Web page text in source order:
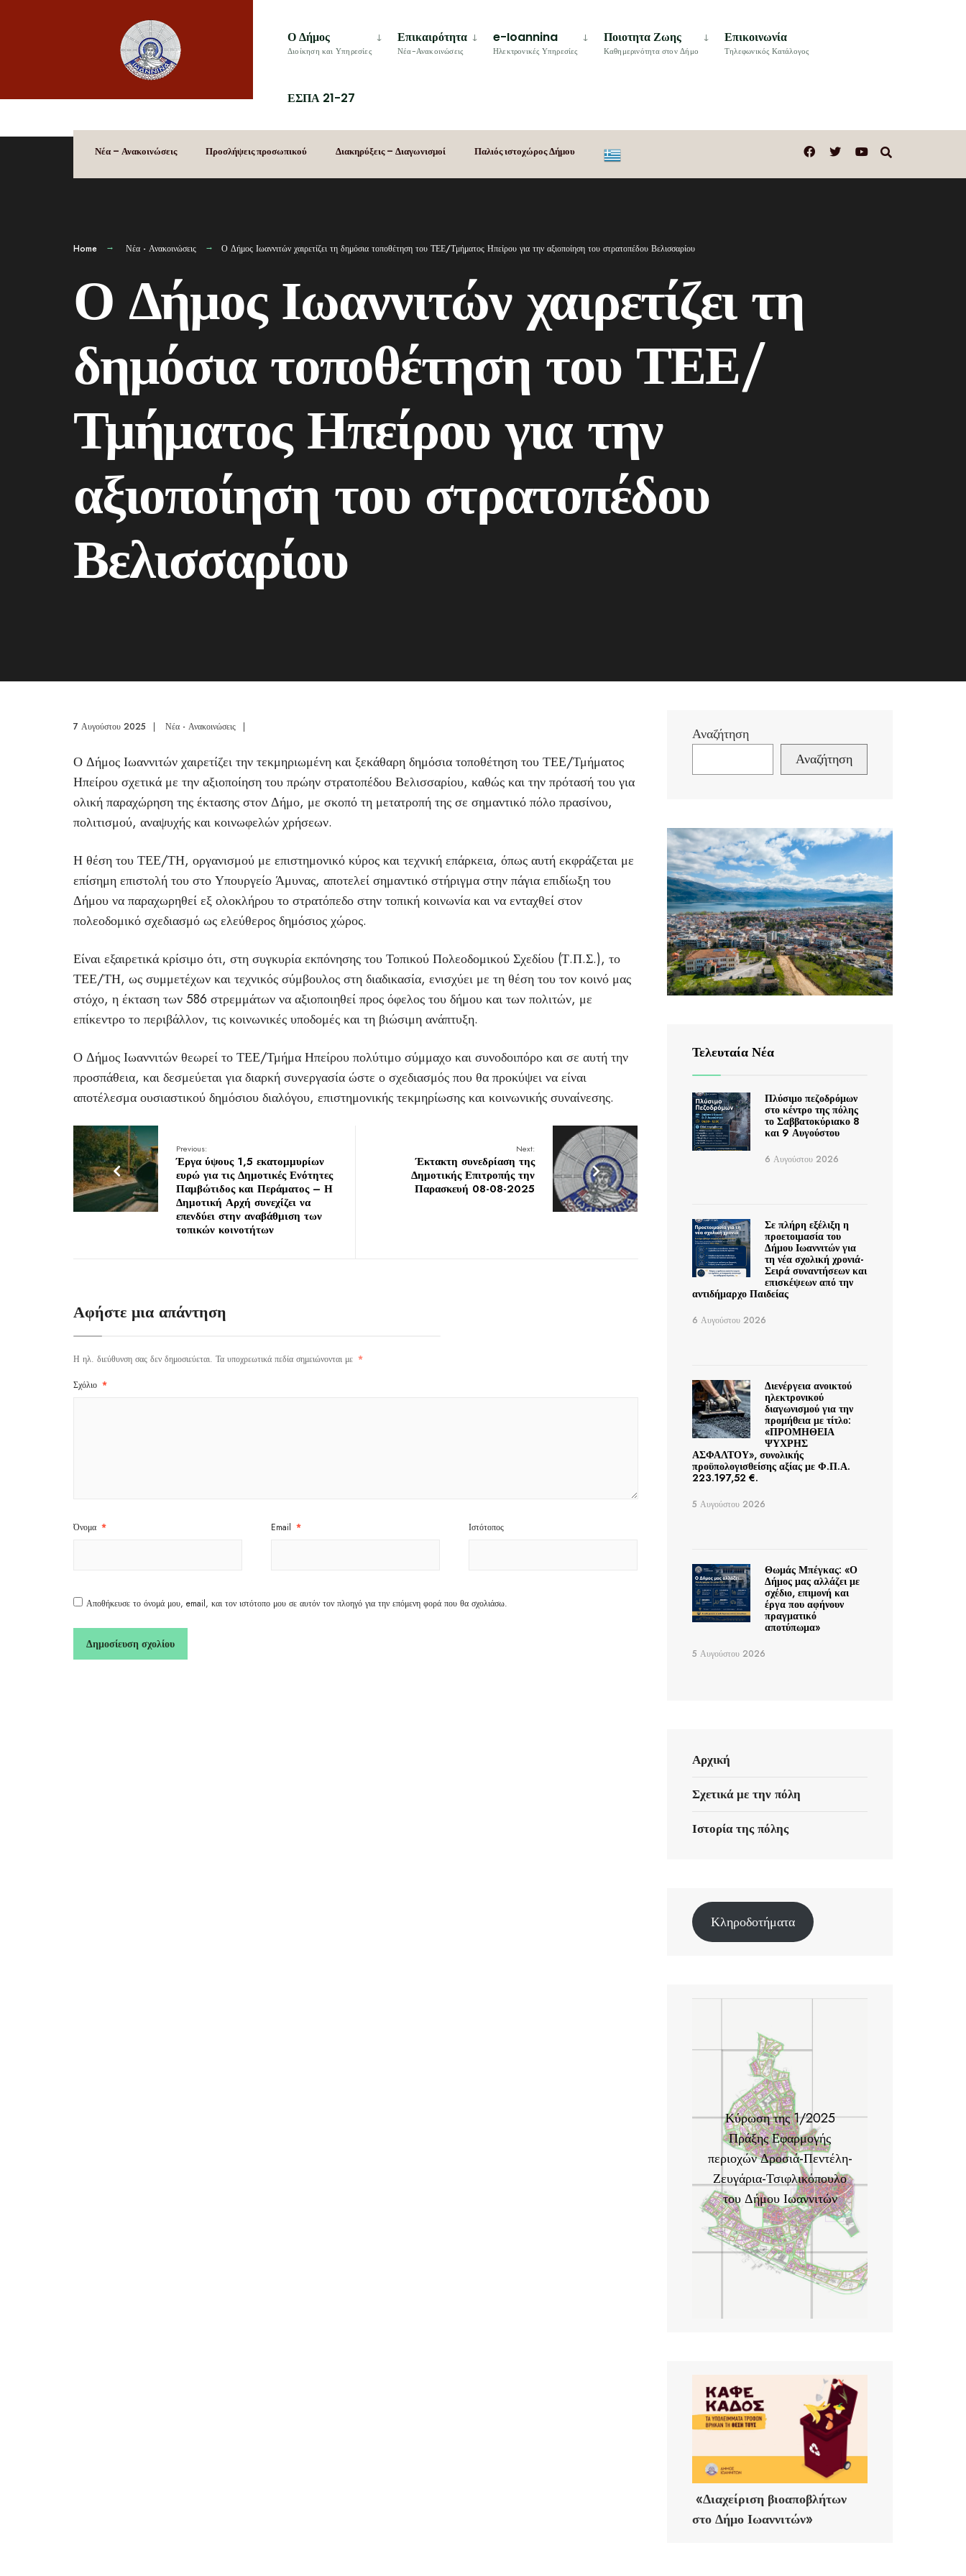
Ο Δήμος
Διοίκηση και Υπηρεσίες
Επικαιρότητα
Νέα-Ανακοινώσεις
e-Ioannina
Ηλεκτρονικές Υπηρεσίες
Ποιοτητα Ζωης
Καθημερινότητα στον Δήμο
Επικοινωνία
Τηλεφωνικός Κατάλογος
ΕΣΠΑ 21-27
Νέα – Ανακοινώσεις Προσλήψεις προσωπικού Διακηρύξεις – Διαγωνισμοί Παλιός ιστοχώρος Δήμου
Home Νέα - Ανακοινώσεις Ο Δήμος Ιωαννιτών χαιρετίζει τη δημόσια τοποθέτηση του ΤΕΕ/Τμήματος Ηπείρου για την αξιοποίηση του στρατοπέδου Βελισσαρίου
Ο Δήμος Ιωαννιτών χαιρετίζει τη
δημόσια τοποθέτηση του ΤΕΕ/
Τμήματος Ηπείρου για την
αξιοποίηση του στρατοπέδου
Βελισσαρίου
7 Αυγούστου 2025 | Νέα - Ανακοινώσεις |
Ο Δήμος Ιωαννιτών χαιρετίζει την τεκμηριωμένη και ξεκάθαρη δημόσια τοποθέτηση του ΤΕΕ/Τμήματος
Ηπείρου σχετικά με την αξιοποίηση του πρώην στρατοπέδου Βελισσαρίου, καθώς και την πρότασή του για
ολική παραχώρηση της έκτασης στον Δήμο, με σκοπό τη μετατροπή της σε σημαντικό πόλο πρασίνου,
πολιτισμού, αναψυχής και κοινωφελών χρήσεων.
Η θέση του ΤΕΕ/ΤΗ, οργανισμού με επιστημονικό κύρος και τεχνική επάρκεια, όπως αυτή εκφράζεται με
επίσημη επιστολή του στο Υπουργείο Άμυνας, αποτελεί σημαντικό στήριγμα στην πάγια επιδίωξη του
Δήμου να παραχωρηθεί εξ ολοκλήρου το στρατόπεδο στην τοπική κοινωνία και να ενταχθεί στον
πολεοδομικό σχεδιασμό ως ελεύθερος δημόσιος χώρος.
Είναι εξαιρετικά κρίσιμο ότι, στη συγκυρία εκπόνησης του Τοπικού Πολεοδομικού Σχεδίου (Τ.Π.Σ.), το
ΤΕΕ/ΤΗ, ως συμμετέχων και τεχνικός σύμβουλος στη διαδικασία, ενισχύει με τη θέση του τον κοινό μας
στόχο, η έκταση των 586 στρεμμάτων να αξιοποιηθεί προς όφελος του δήμου και των πολιτών, με
επίκεντρο το περιβάλλον, τις κοινωνικές υποδομές και τη βιώσιμη ανάπτυξη.
Ο Δήμος Ιωαννιτών θεωρεί το ΤΕΕ/Τμήμα Ηπείρου πολύτιμο σύμμαχο και συνοδοιπόρο και σε αυτή την
προσπάθεια, και δεσμεύεται για διαρκή συνεργασία ώστε ο σχεδιασμός που θα προκύψει να είναι
αποτέλεσμα ουσιαστικού δημόσιου διαλόγου, επιστημονικής τεκμηρίωσης και κοινωνικής συναίνεσης.
Previous:
Έργα ύψους 1,5 εκατομμυρίων
ευρώ για τις Δημοτικές Ενότητες
Παμβώτιδος και Περάματος – Η
Δημοτική Αρχή συνεχίζει να
επενδύει στην αναβάθμιση των
τοπικών κοινοτήτων
Next:
Έκτακτη συνεδρίαση της
Δημοτικής Επιτροπής την
Παρασκευή 08-08-2025
Αφήστε μια απάντηση
Η ηλ. διεύθυνση σας δεν δημοσιεύεται. Τα υποχρεωτικά πεδία σημειώνονται με *
Σχόλιο *
Όνομα * Email * Ιστότοπος
Αποθήκευσε το όνομά μου, email, και τον ιστότοπο μου σε αυτόν τον πλοηγό για την επόμενη φορά που θα σχολιάσω.
Αναζήτηση
Αναζήτηση
Τελευταία Νέα
Πλύσιμο πεζοδρόμων
στο κέντρο της πόλης
το Σαββατοκύριακο 8
και 9 Αυγούστου
6 Αυγούστου 2026
Σε πλήρη εξέλιξη η
προετοιμασία του
Δήμου Ιωαννιτών για
τη νέα σχολική χρονιά-
Σειρά συναντήσεων και
επισκέψεων από την
αντιδήμαρχο Παιδείας
6 Αυγούστου 2026
Διενέργεια ανοικτού
ηλεκτρονικού
διαγωνισμού για την
προμήθεια με τίτλο:
«ΠΡΟΜΗΘΕΙΑ
ΨΥΧΡΗΣ
ΑΣΦΑΛΤΟΥ», συνολικής
προϋπολογισθείσης αξίας με Φ.Π.Α.
223.197,52 €.
5 Αυγούστου 2026
Θωμάς Μπέγκας: «Ο
Δήμος μας αλλάζει με
σχέδιο, επιμονή και
έργα που αφήνουν
πραγματικό
αποτύπωμα»
5 Αυγούστου 2026
Αρχική
Σχετικά με την πόλη
Ιστορία της πόλης
Κληροδοτήματα
Κύρωση της 1/2025
Πράξης Εφαρμογής
περιοχών Δροσιά-Πεντέλη-
Ζευγάρια-Τσιφλικόπουλο
του Δήμου Ιωαννιτών
«Διαχείριση βιοαποβλήτων
στο Δήμο Ιωαννιτών»